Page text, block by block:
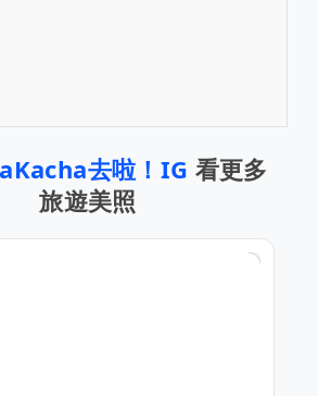
去啦！IG 看更多
旅遊美照